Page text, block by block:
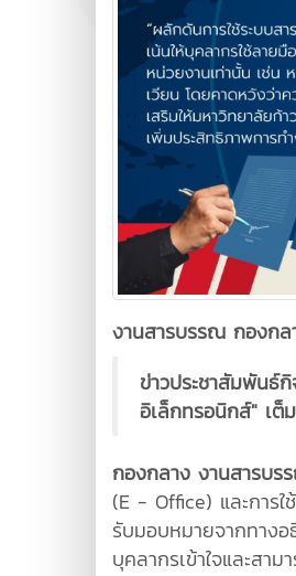
งานสารบรรณ กองกล
ข่าวประชาสัมพันธ์
อิเล็กทรอนิกส์" เต็
กองกลาง งานสารบร
(E - Office) และการใช้
รับมอบหมายจากทางอ
บุคลากรเข้าใจและสา